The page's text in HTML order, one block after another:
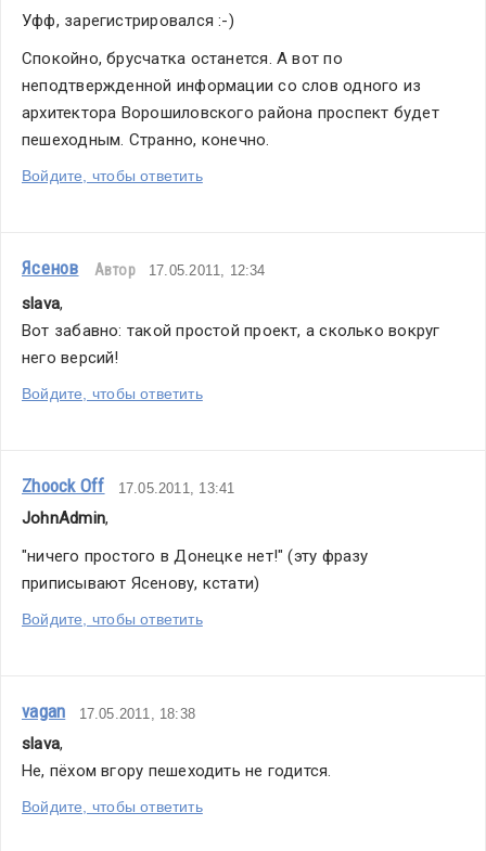
Уфф, зарегистрировался :-)
Спокойно, брусчатка останется. А вот по
неподтвержденной информации со слов одного из
архитектора Ворошиловского района проспект будет
пешеходным. Странно, конечно.
Войдите, чтобы ответить
Ясенов Автор 17.05.2011, 12:34
slava,
Вот забавно: такой простой проект, а сколько вокруг
него версий!
Войдите, чтобы ответить
Zhoock Off 17.05.2011, 13:41
JohnAdmin,
"ничего простого в Донецке нет!" (эту фразу
приписывают Ясенову, кстати)
Войдите, чтобы ответить
vagan 17.05.2011, 18:38
slava,
Не, пёхом вгору пешеходить не годится.
Войдите, чтобы ответить